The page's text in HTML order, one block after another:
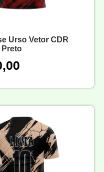
Urso Vetor CDR
Preto